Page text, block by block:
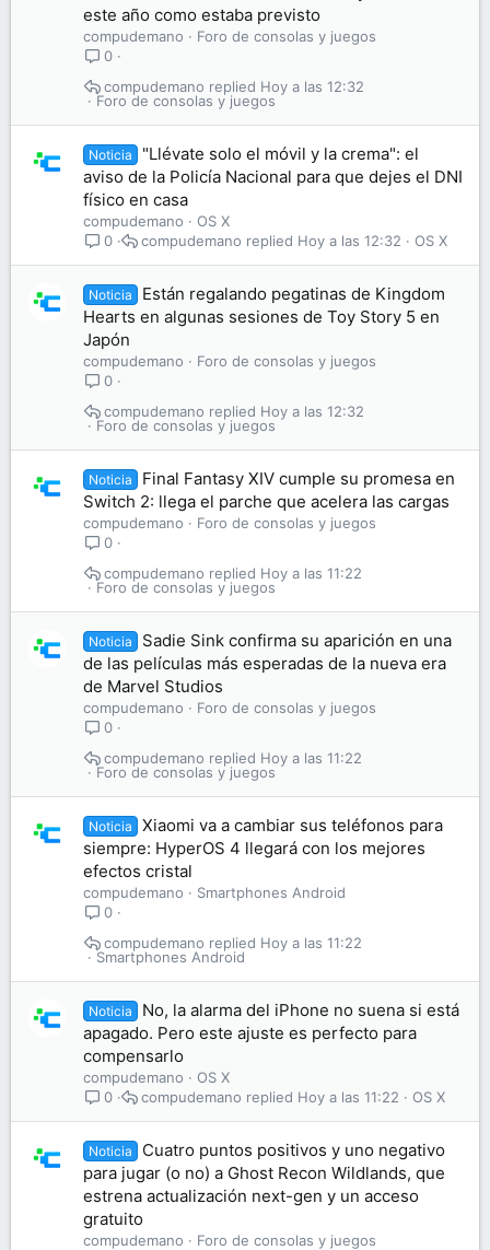
este año como estaba previsto
compudemano
Foro de consolas y juegos
0
Foro de consolas y juegos
Hoy a las 12:32
compudemano
Noticia
"Llévate solo el móvil y la crema": el
aviso de la Policía Nacional para que dejes el DNI
físico en casa
compudemano
OS X
0
OS X
Hoy a las 12:32
compudemano
Noticia
Están regalando pegatinas de Kingdom
Hearts en algunas sesiones de Toy Story 5 en
Japón
compudemano
Foro de consolas y juegos
0
Foro de consolas y juegos
Hoy a las 12:32
compudemano
Noticia
Final Fantasy XIV cumple su promesa en
Switch 2: llega el parche que acelera las cargas
compudemano
Foro de consolas y juegos
0
Foro de consolas y juegos
Hoy a las 11:22
compudemano
Noticia
Sadie Sink confirma su aparición en una
de las películas más esperadas de la nueva era
de Marvel Studios
compudemano
Foro de consolas y juegos
0
Foro de consolas y juegos
Hoy a las 11:22
compudemano
Noticia
Xiaomi va a cambiar sus teléfonos para
siempre: HyperOS 4 llegará con los mejores
efectos cristal
compudemano
Smartphones Android
0
Smartphones Android
Hoy a las 11:22
compudemano
Noticia
No, la alarma del iPhone no suena si está
apagado. Pero este ajuste es perfecto para
compensarlo
compudemano
OS X
0
OS X
Hoy a las 11:22
compudemano
Noticia
Cuatro puntos positivos y uno negativo
para jugar (o no) a Ghost Recon Wildlands, que
estrena actualización next-gen y un acceso
gratuito
compudemano
Foro de consolas y juegos